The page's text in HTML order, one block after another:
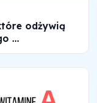
odżywią
...